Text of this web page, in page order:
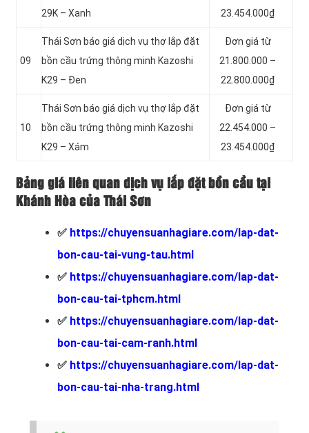
29K – Xanh
23.454.000₫
09
Thái Sơn báo giá dịch vụ thợ lắp đặt
bồn cầu trứng thông minh Kazoshi
K29 – Đen
Đơn giá từ
21.800.000 –
22.800.000₫
10
Thái Sơn báo giá dịch vụ thợ lắp đặt
bồn cầu trứng thông minh Kazoshi
K29 – Xám
Đơn giá từ
22.454.000 –
23.454.000₫
Bảng giá liên quan dịch vụ lắp đặt bồn cầu tại
Khánh Hòa của Thái Sơn
✅ https://chuyensuanhagiare.com/lap-dat-
bon-cau-tai-vung-tau.html
✅ https://chuyensuanhagiare.com/lap-dat-
bon-cau-tai-tphcm.html
✅ https://chuyensuanhagiare.com/lap-dat-
bon-cau-tai-cam-ranh.html
✅ https://chuyensuanhagiare.com/lap-dat-
bon-cau-tai-nha-trang.html